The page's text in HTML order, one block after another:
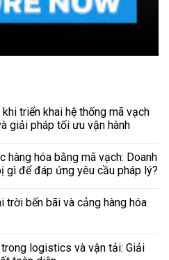
triển khai hệ thống mã vạch
giải pháp tối ưu vận hành
hàng hóa bằng mã vạch: Doanh
gì để đáp ứng yêu cầu pháp lý?
trời bến bãi và cảng hàng hóa
logistics và vận tải: Giải